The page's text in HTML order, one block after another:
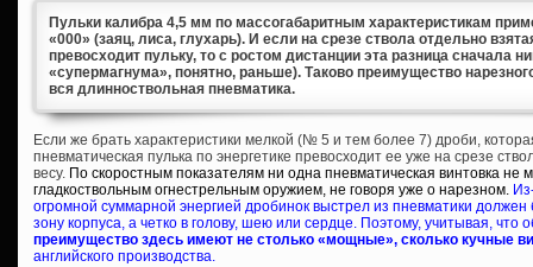
Пульки калибра 4,5 мм по массогабаритным характеристикам
«000» (заяц, лиса, глухарь). И если на срезе ствола отдельно
превосходит пульку, то с ростом дистанции эта разница сначала
«супермагнума», понятно, раньше). Таково преимущество
вся длинноствольная пневматика.
Если же брать характеристики мелкой (№ 5 и тем более 7) дроби,
пневматическая пулька по энергетике превосходит ее уже на срезе
весу. По скоростным показателям ни одна пневматическая винтовка не
гладкоствольным огнестрельным оружием, не говоря уже о нарезном.
огромной суммарной энергией дробинок выстрел из пневматики
зону корпуса, а четко в голову, шею или сердце. Поэтому, учитывая, что
преимущество здесь имеют не столько «мощные», сколько кучные
английского производства.